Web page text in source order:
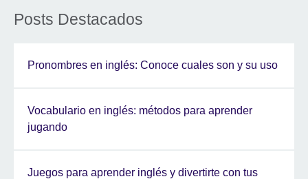
Posts Destacados
Pronombres en inglés: Conoce cuales son y su uso
Vocabulario en inglés: métodos para aprender
jugando
Juegos para aprender inglés y divertirte con tus